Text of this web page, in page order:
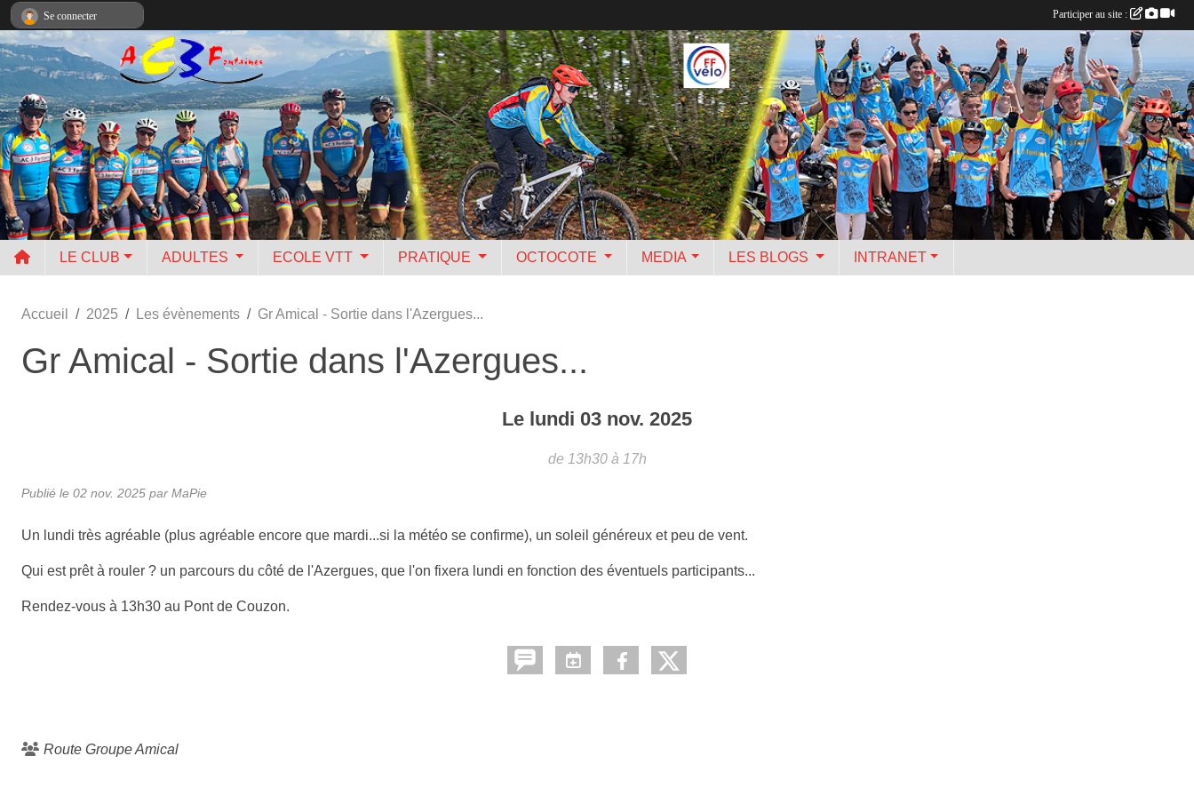
LE CLUB ADULTES ECOLE VTT PRATIQUE OCTOCOTE MEDIA LES BLOGS INTRANET
Accueil 2025 Les évènements Gr Amical - Sortie dans l'Azergues...
Gr Amical - Sortie dans l'Azergues...
Le lundi 03 nov. 2025
de 13h30 à 17h
Publié le 02 nov. 2025 par MaPie
Un lundi très agréable (plus agréable encore que mardi...si la météo se confirme), un soleil généreux et peu de vent.
Qui est prêt à rouler ? un parcours du côté de l'Azergues, que l'on fixera lundi en fonction des éventuels participants...
Rendez-vous à 13h30 au Pont de Couzon.
Route Groupe Amical
Se connecter Participer au site :
Panneau de gestion des cookies